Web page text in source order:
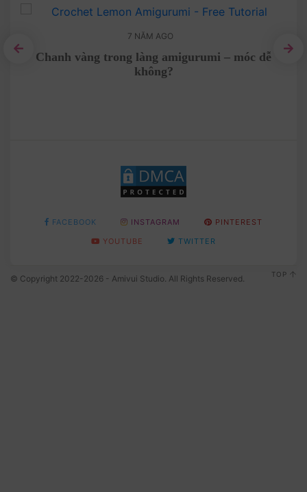
7 NĂM AGO
Chanh vàng trong làng amigurumi – móc dễ
không?
FACEBOOK INSTAGRAM
PINTEREST
YOUTUBE
TWITTER
© Copyright 2022-2026 - Amivui Studio. All Rights Reserved. TOP